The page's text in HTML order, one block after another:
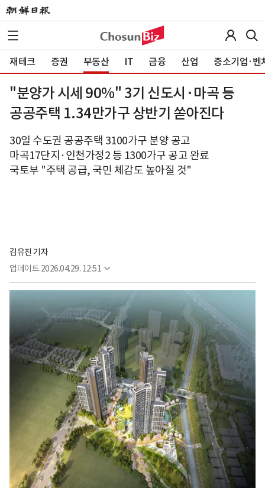
재테크 증권 부동산 IT 금융 산업 중소기업·벤
"분양가 시세 90%" 3기 신도시·마곡 등
공공주택 1.34만가구 상반기 쏟아진다
30일 수도권 공공주택 3100가구 분양 공고
마곡17단지·인천가정2 등 1300가구 공고 완료
국토부 "주택 공급, 국민 체감도 높아질 것"
김유진 기자
업데이트 2026.04.29. 12:51